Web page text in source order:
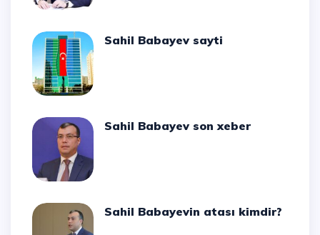
Sahil Babayev sayti
Sahil Babayev son xeber
Sahil Babayevin atası kimdir?